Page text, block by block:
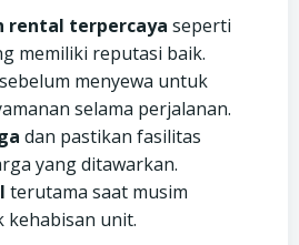
rental terpercaya seperti
memiliki reputasi baik.
sebelum menyewa untuk
selama perjalanan.
dan pastikan fasilitas
yang ditawarkan.
terutama saat musim
kehabisan unit.